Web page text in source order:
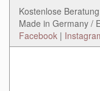
Kostenlose
Made in Germany /
Facebook |